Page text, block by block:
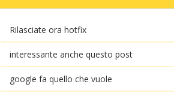
Rilasciate ora hotfix
interessante anche questo post
google fa quello che vuole